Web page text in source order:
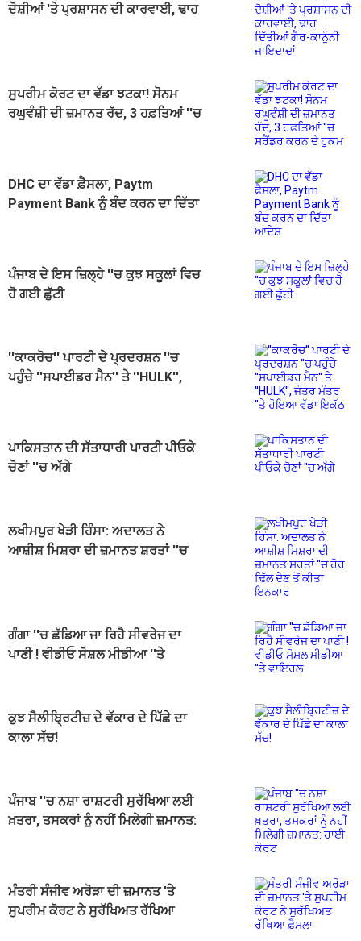
ਦੋਸ਼ੀਆਂ 'ਤੇ ਪ੍ਰਸ਼ਾਸਨ ਦੀ ਕਾਰਵਾਈ, ਢਾਹ
ਸੁਪਰੀਮ ਕੋਰਟ ਦਾ ਵੱਡਾ ਝਟਕਾ! ਸੋਨਮ
ਰਘੂਵੰਸ਼ੀ ਦੀ ਜ਼ਮਾਨਤ ਰੱਦ, 3 ਹਫ਼ਤਿਆਂ ''ਚ
DHC ਦਾ ਵੱਡਾ ਫ਼ੈਸਲਾ, Paytm
Payment Bank ਨੂੰ ਬੰਦ ਕਰਨ ਦਾ ਦਿੱਤਾ
ਪੰਜਾਬ ਦੇ ਇਸ ਜ਼ਿਲ੍ਹੇ ''ਚ ਕੁਝ ਸਕੂਲਾਂ ਵਿਚ
ਹੋ ਗਈ ਛੁੱਟੀ
''ਕਾਕਰੋਚ'' ਪਾਰਟੀ ਦੇ ਪ੍ਰਦਰਸ਼ਨ ''ਚ
ਪਹੁੰਚੇ ''ਸਪਾਈਡਰ ਮੈਨ'' ਤੇ ''HULK'',
ਪਾਕਿਸਤਾਨ ਦੀ ਸੱਤਾਧਾਰੀ ਪਾਰਟੀ ਪੀਓਕੇ
ਚੋਣਾਂ ''ਚ ਅੱਗੇ
ਲਖੀਮਪੁਰ ਖੇੜੀ ਹਿੰਸਾ: ਅਦਾਲਤ ਨੇ
ਆਸ਼ੀਸ਼ ਮਿਸ਼ਰਾ ਦੀ ਜ਼ਮਾਨਤ ਸ਼ਰਤਾਂ ''ਚ
ਗੰਗਾ ''ਚ ਛੱਡਿਆ ਜਾ ਰਿਹੈ ਸੀਵਰੇਜ ਦਾ
ਪਾਣੀ ! ਵੀਡੀਓ ਸੋਸ਼ਲ ਮੀਡੀਆ ''ਤੇ
ਕੁਝ ਸੈਲੀਬ੍ਰਿਟੀਜ਼ ਦੇ ਵੱਕਾਰ ਦੇ ਪਿੱਛੇ ਦਾ
ਕਾਲਾ ਸੱਚ!
ਪੰਜਾਬ ''ਚ ਨਸ਼ਾ ਰਾਸ਼ਟਰੀ ਸੁਰੱਖਿਆ ਲਈ
ਖ਼ਤਰਾ, ਤਸਕਰਾਂ ਨੂੰ ਨਹੀਂ ਮਿਲੇਗੀ ਜ਼ਮਾਨਤ:
ਮੰਤਰੀ ਸੰਜੀਵ ਅਰੋੜਾ ਦੀ ਜ਼ਮਾਨਤ 'ਤੇ
ਸੁਪਰੀਮ ਕੋਰਟ ਨੇ ਸੁਰੱਖਿਅਤ ਰੱਖਿਆ